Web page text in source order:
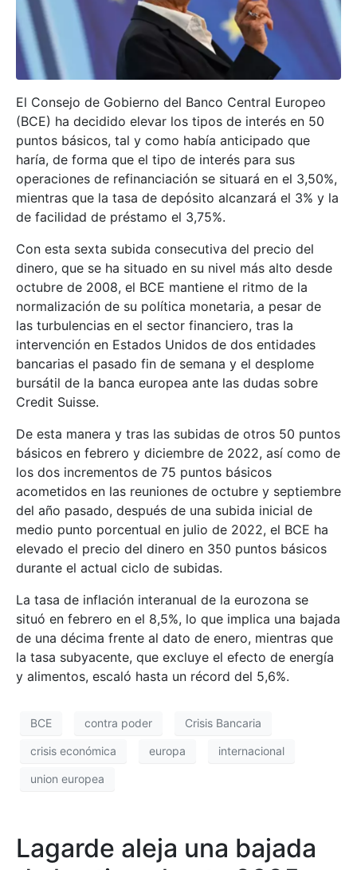
El Consejo de Gobierno del Banco Central Europeo
(BCE) ha decidido elevar los tipos de interés en 50
puntos básicos, tal y como había anticipado que
haría, de forma que el tipo de interés para sus
operaciones de refinanciación se situará en el 3,50%,
mientras que la tasa de depósito alcanzará el 3% y la
de facilidad de préstamo el 3,75%.
Con esta sexta subida consecutiva del precio del
dinero, que se ha situado en su nivel más alto desde
octubre de 2008, el BCE mantiene el ritmo de la
normalización de su política monetaria, a pesar de
las turbulencias en el sector financiero, tras la
intervención en Estados Unidos de dos entidades
bancarias el pasado fin de semana y el desplome
bursátil de la banca europea ante las dudas sobre
Credit Suisse.
De esta manera y tras las subidas de otros 50 puntos
básicos en febrero y diciembre de 2022, así como de
los dos incrementos de 75 puntos básicos
acometidos en las reuniones de octubre y septiembre
del año pasado, después de una subida inicial de
medio punto porcentual en julio de 2022, el BCE ha
elevado el precio del dinero en 350 puntos básicos
durante el actual ciclo de subidas.
La tasa de inflación interanual de la eurozona se
situó en febrero en el 8,5%, lo que implica una bajada
de una décima frente al dato de enero, mientras que
la tasa subyacente, que excluye el efecto de energía
y alimentos, escaló hasta un récord del 5,6%.
BCE contra poder Crisis Bancaria
crisis económica europa internacional
union europea
Lagarde aleja una bajada